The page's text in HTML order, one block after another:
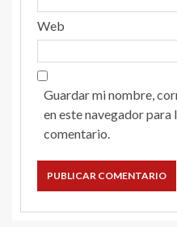
Web
Guardar mi nombre,
en este navegador para
comentario.